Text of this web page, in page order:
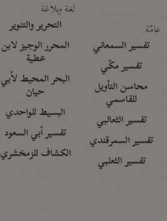
عامّة
تفسير السمعاني
تفسير مكّي
محاسن التأويل
للقاسمي
تفسير الثعالبي
تفسير السمرقندي
تفسير الثعلبي
لغة وبلاغة
التحرير والتنوير
المحرر الوجيز لابن
عطية
البحر المحيط لأبي
حيان
البسيط للواحدي
تفسير أبي السعود
الكشاف للزمخشري